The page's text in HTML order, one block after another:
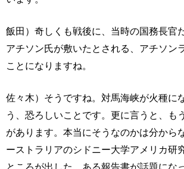
飯田）奇しくも戦後に、当時の国務長官
アチソン氏が敷いたとされる、アチソン
ことになりますね。
佐々木）そうですね。対馬海峡が火種に
う、恐ろしいことです。更に言うと、も
があります。本当にそうなのかは分から
ーストラリアのシドニー大学アメリカ研
ところが出した、ある報告書が話題にな